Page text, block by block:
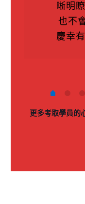
晰明
也不
慶幸
更多考取學員的